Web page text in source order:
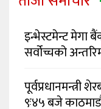
इन्भेस्टमेन्ट मेगा
सर्वोच्चको
पूर्वप्रधानमन्त्री
९ः४५ बजे